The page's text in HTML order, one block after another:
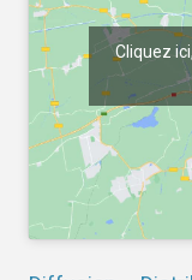
Cliquez